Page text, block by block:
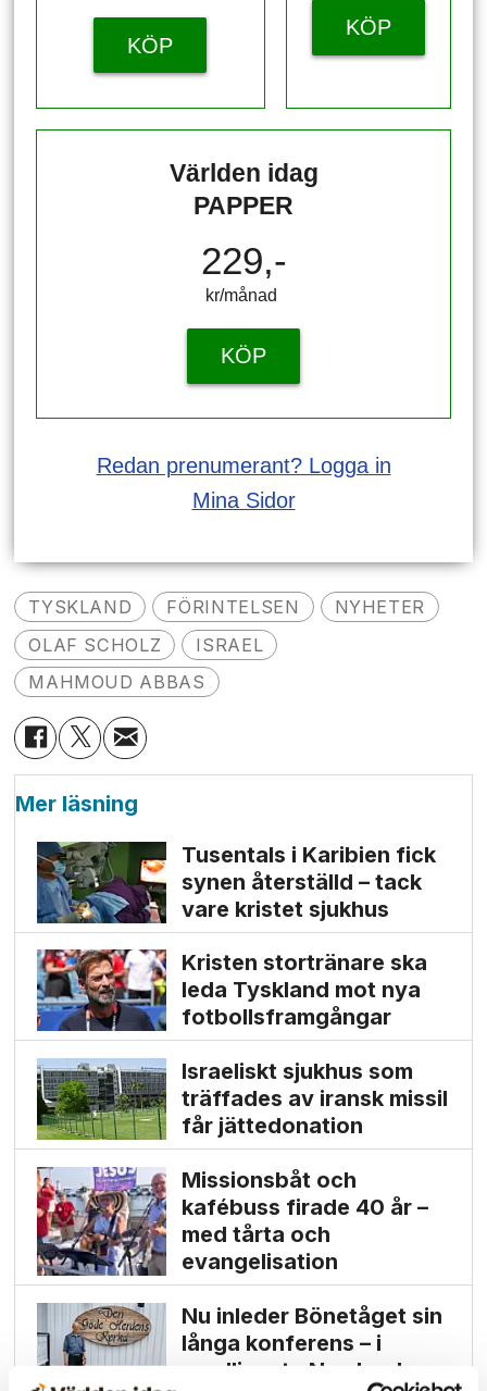
KÖP
KÖP
Världen idag
PAPPER
229,-
kr/månad ​​​​​​
KÖP
Redan prenumerant? Logga in
Mina Sidor
TYSKLAND FÖRINTELSEN
NYHETER
OLAF SCHOLZ
ISRAEL
MAHMOUD ABBAS
Mer läsning
Tusentals i Karibien fick
synen återställd – tack
vare kristet sjukhus
Kristen stortränare ska
leda Tyskland mot nya
fotbolls­­framgångar
Israeliskt sjukhus som
träffades av iransk missil
får jätte­donation
Missionsbåt och
kafébuss firade 40 år –
med tårta och
evangelisation
Nu inleder Bönetåget sin
långa konferens – i
nordligaste Norrland